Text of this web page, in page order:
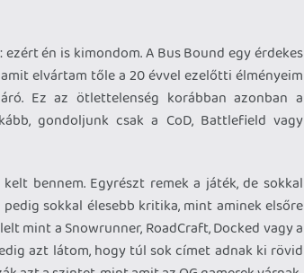
én is kimondom. A Bus Bound egy érdekes
elvártam tőle a 20 évvel ezelőtti élményeim
Ez az ötlettelenség korábban azonban a
gondoljunk csak a CoD, Battlefield vagy
bennem. Egyrészt remek a játék, de sokkal
sokkal élesebb kritika, mint aminek elsőre
mint a Snowrunner, RoadCraft, Docked vagy a
azt látom, hogy túl sok címet adnak ki rövid